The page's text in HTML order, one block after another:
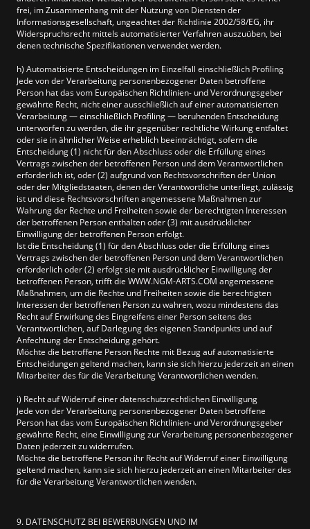
frei, im Zusammenhang mit der Nutzung von Diensten der
Informationsgesellschaft, ungeachtet der Richtlinie 2002/58/EG, ihr
Widerspruchsrecht mittels automatisierter Verfahren auszuüben, bei
denen technische Spezifikationen verwendet werden.
h) Automatisierte Entscheidungen im Einzelfall einschließlich Profiling
Jede von der Verarbeitung personenbezogener Daten betroffene
Person hat das vom Europäischen Richtlinien- und Verordnungsgeber
gewährte Recht, nicht einer ausschließlich auf einer automatisierten
Verarbeitung — einschließlich Profiling — beruhenden Entscheidung
unterworfen zu werden, die ihr gegenüber rechtliche Wirkung entfaltet
oder sie in ähnlicher Weise erheblich beeinträchtigt, sofern die
Entscheidung (1) nicht für den Abschluss oder die Erfüllung eines
Vertrags zwischen der betroffenen Person und dem Verantwortlichen
erforderlich ist, oder (2) aufgrund von Rechtsvorschriften der Union
oder der Mitgliedstaaten, denen der Verantwortliche unterliegt, zulässig
ist und diese Rechtsvorschriften angemessene Maßnahmen zur
Wahrung der Rechte und Freiheiten sowie der berechtigten Interessen
der betroffenen Person enthalten oder (3) mit ausdrücklicher
Einwilligung der betroffenen Person erfolgt.
Ist die Entscheidung (1) für den Abschluss oder die Erfüllung eines
Vertrags zwischen der betroffenen Person und dem Verantwortlichen
erforderlich oder (2) erfolgt sie mit ausdrücklicher Einwilligung der
betroffenen Person, trifft die WWW.NGM-ARTS.COM angemessene
Maßnahmen, um die Rechte und Freiheiten sowie die berechtigten
Interessen der betroffenen Person zu wahren, wozu mindestens das
Recht auf Erwirkung des Eingreifens einer Person seitens des
Verantwortlichen, auf Darlegung des eigenen Standpunkts und auf
Anfechtung der Entscheidung gehört.
Möchte die betroffene Person Rechte mit Bezug auf automatisierte
Entscheidungen geltend machen, kann sie sich hierzu jederzeit an einen
Mitarbeiter des für die Verarbeitung Verantwortlichen wenden.
i) Recht auf Widerruf einer datenschutzrechtlichen Einwilligung
Jede von der Verarbeitung personenbezogener Daten betroffene
Person hat das vom Europäischen Richtlinien- und Verordnungsgeber
gewährte Recht, eine Einwilligung zur Verarbeitung personenbezogener
Daten jederzeit zu widerrufen.
Möchte die betroffene Person ihr Recht auf Widerruf einer Einwilligung
geltend machen, kann sie sich hierzu jederzeit an einen Mitarbeiter des
für die Verarbeitung Verantwortlichen wenden.
9. DATENSCHUTZ BEI BEWERBUNGEN UND IM